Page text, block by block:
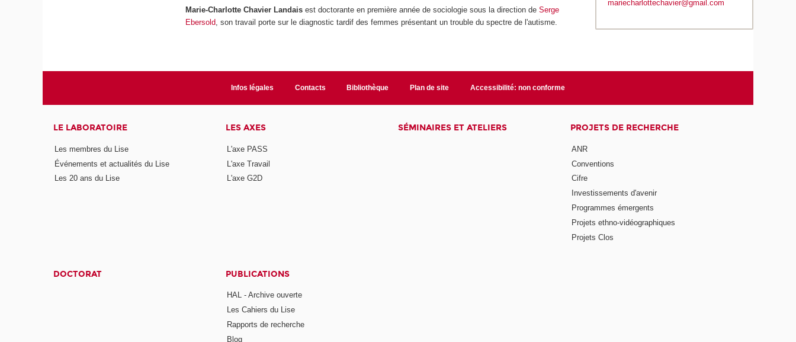
Marie-Charlotte Chavier Landaisest doctorante en première année de sociologie sous la direction deSerge
Ebersold , son travail porte sur le diagnostic tardif des femmes présentant un trouble du spectre de l'autisme.
mariecharlottechavier@gmail.com
Infos légales Contacts Bibliothèque Plan de site Accessibilité: non conforme
LE LABORATOIRE
Les membres du Lise
Événements et actualités du Lise
Les 20 ans du Lise
LES AXES
L'axe PASS
L'axe Travail
L'axe G2D
SÉMINAIRES ET ATELIERS PROJETS DE RECHERCHE
ANR
Conventions
Cifre
Investissements d'avenir
Programmes émergents
Projets ethno-vidéographiques
Projets Clos
DOCTORAT PUBLICATIONS
HAL - Archive ouverte
Les Cahiers du Lise
Rapports de recherche
Blog